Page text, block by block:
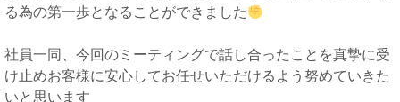
る為の第一歩となることができました
社員一同、今回のミーティングで話し合ったことを真摯に受
け止めお客様に安心してお任せいただけるよう努めていきた
いと思います